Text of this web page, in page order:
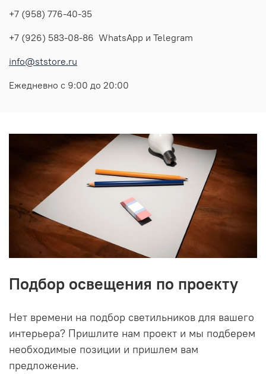
+7 (958) 776-40-35
+7 (926) 583-08-86 WhatsApp и Telegram
info@ststore.ru
Ежедневно с 9:00 до 20:00
Подбор освещения по проекту
Нет времени на подбор светильников для вашего
интерьера? Пришлите нам проект и мы подберем
необходимые позиции и пришлем вам
предложение.